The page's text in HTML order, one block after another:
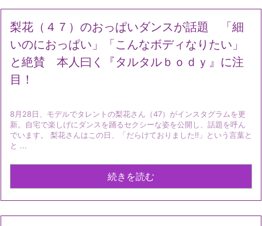
梨花（４７）のおっぱいダンスが話題 「細
いのにおっぱい」「こんなボディなりたい」
と絶賛 本人曰く『タルタルｂｏｄｙ』に注
目！
8月28日、モデルでタレントの梨花さん（47）がインスタグラムを更
新。自宅で楽しげにダンスを踊るセクシーな姿を公開し、話題を呼ん
でいます。 梨花さんはこの日、「だらけておりました‼︎」という言葉と
と ...
続きを読む